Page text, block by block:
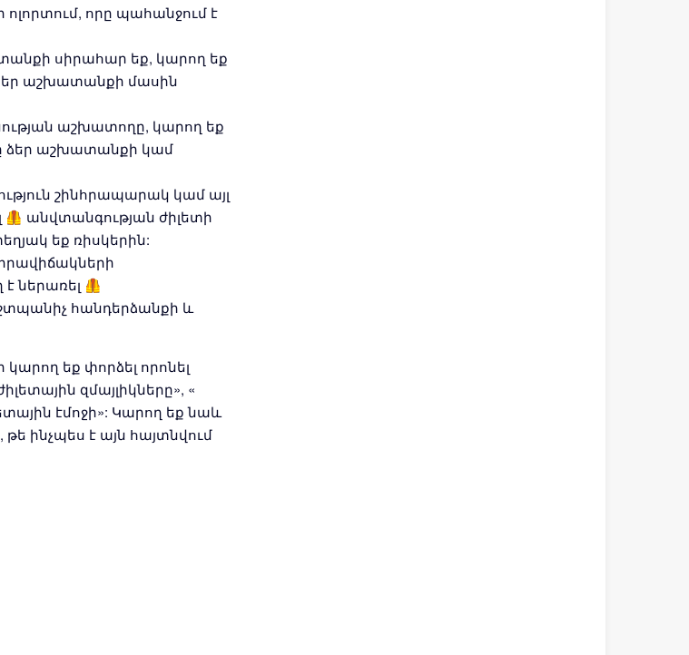
որը պահանջում է
սիրահար եք, կարող եք
աշխատանքի մասին
աշխատողը, կարող եք
ձեր աշխատանքի կամ
շինհրապարակ կամ այլ
անվտանգության ժիլետի
եք ռիսկերին:
ներառել 🦺
հանդերձանքի և
եք փորձել որոնել
զմայլիկները», «
էմոջի»: Կարող եք նաև
թե ինչպես է այն հայտնվում